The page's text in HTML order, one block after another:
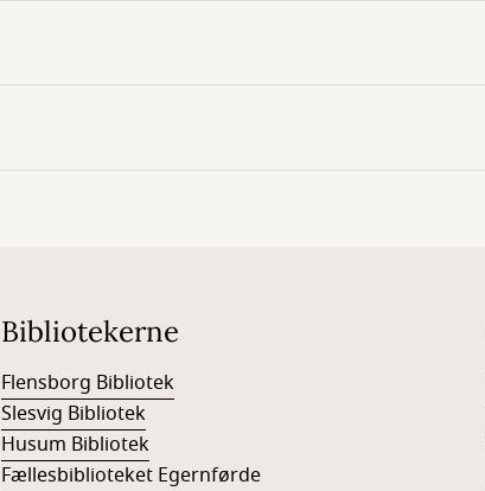
Bibliotekerne
Flensborg Bibliotek
Slesvig Bibliotek
Husum Bibliotek
Fællesbiblioteket Egernførde